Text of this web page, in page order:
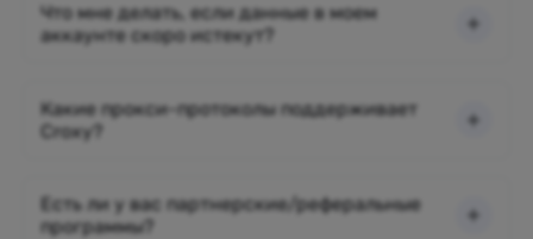
Что мне делать, если данные в моем
аккаунте скоро истекут?
Какие прокси-протоколы поддерживает
Croxy?
Есть ли у вас партнерские/реферальные
программы?